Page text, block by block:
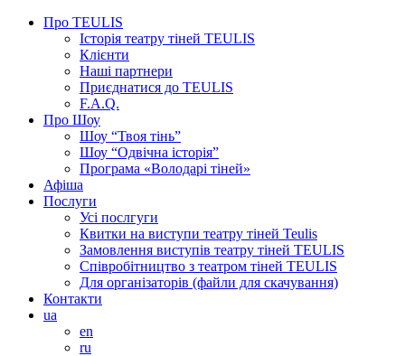
Про TEULIS
Історія театру тіней TEULIS
Клієнти
Наші партнери
Приєднатися до TEULIS
F.A.Q.
Про Шоу
Шоу “Твоя тінь”
Шоу “Одвічна історія”
Програма «Володарі тіней»
Афіша
Послуги
Усі послгуги
Квитки на виступи театру тіней Teulis
Замовлення виступів театру тіней TEULIS
Співробітництво з театром тіней TEULIS
Для організаторів (файли для скачування)
Контакти
ua
en
ru